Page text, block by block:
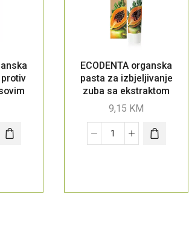
ECODENTA organska
pasta za izbjeljivanje
zuba sa ekstraktom
papaje, 75 ml
9,15 KM